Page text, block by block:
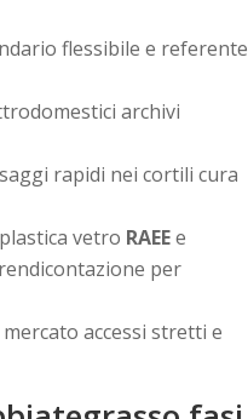
flessibile e referente
archivi
rapidi nei cortili cura
vetro RAEEe
per
accessi stretti e